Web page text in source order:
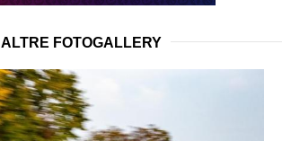
ALTRE FOTOGALLERY